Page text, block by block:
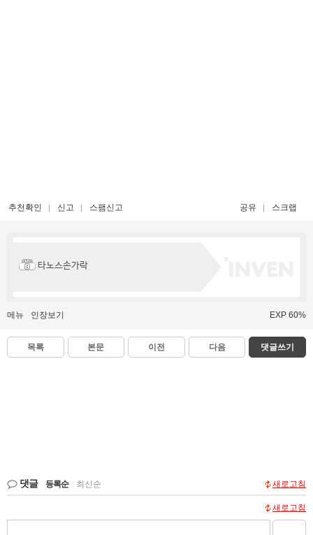
추천확인 신고 스팸신고 공유 스크랩
타노스손가락
메뉴 인장보기 EXP 60%
목록 본문 이전 다음 댓글쓰기
댓글 등록순 최신순 새로고침
새로고침